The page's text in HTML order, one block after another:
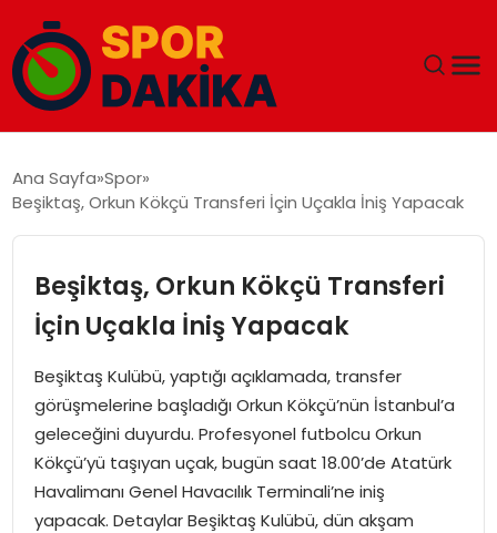
GÜNDEM
DÜNYA
EĞITIM
EKONOMI
MAGAZIN
SAĞLIK
Ana Sayfa Spor
Beşiktaş, Orkun Kökçü Transferi İçin Uçakla İniş Yapacak
Beşiktaş, Orkun Kökçü Transferi
İçin Uçakla İniş Yapacak
Beşiktaş Kulübü, yaptığı açıklamada, transfer
görüşmelerine başladığı Orkun Kökçü’nün İstanbul’a
geleceğini duyurdu. Profesyonel futbolcu Orkun
Kökçü’yü taşıyan uçak, bugün saat 18.00’de Atatürk
Havalimanı Genel Havacılık Terminali’ne iniş
yapacak. Detaylar Beşiktaş Kulübü, dün akşam